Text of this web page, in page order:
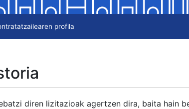
profila
diren lizitazioak agertzen dira, baita hain